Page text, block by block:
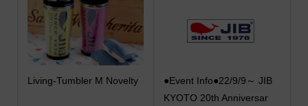
Living-Tumbler M Novelty
●Event Info●22/9/9～ JIB
KYOTO 20th Anniversar